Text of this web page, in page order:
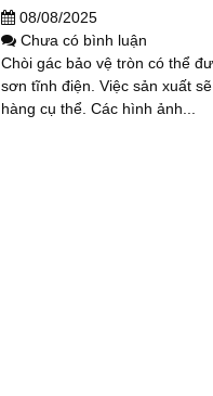
08/08/2025
Chưa có bình luận
Chòi gác bảo vệ tròn có thể
sơn tĩnh điện. Việc sản xuất
hàng cụ thể. Các hình ảnh...